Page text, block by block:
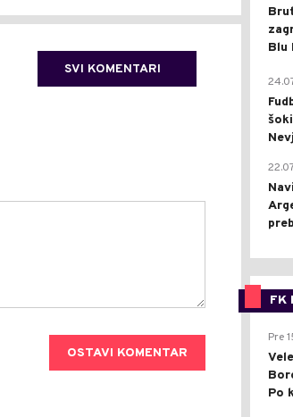
SVI KOMENTARI
OSTAVI KOMENTAR
Blu
FK
Pre
Po